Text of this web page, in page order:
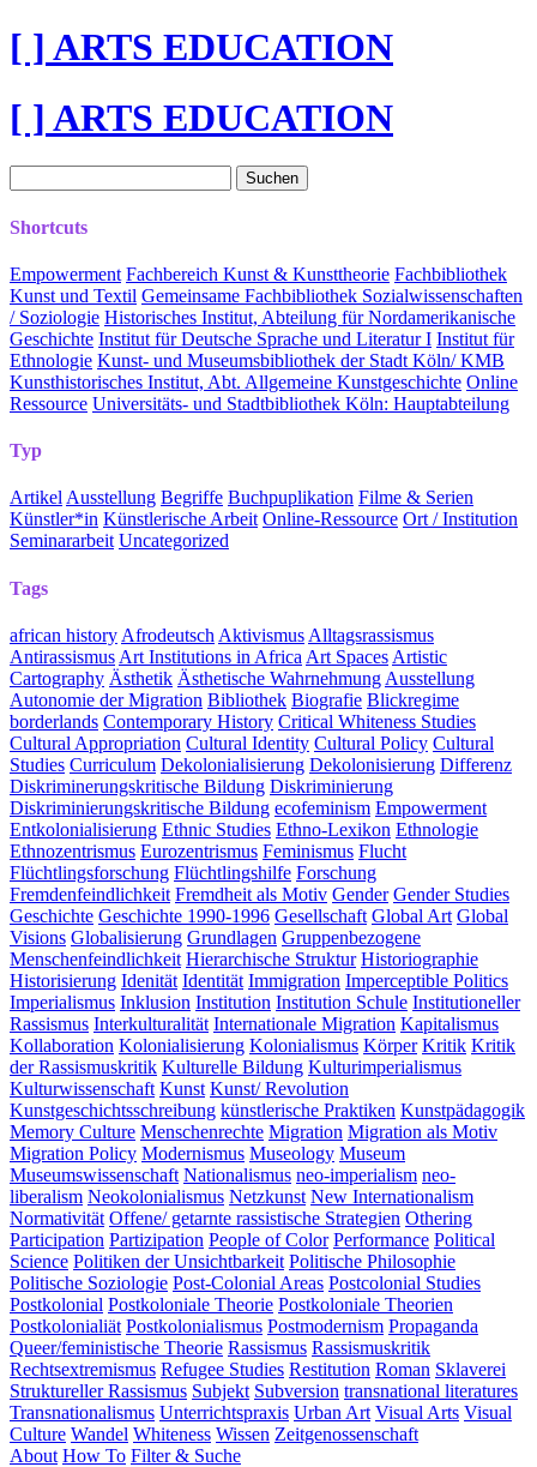
[ ] ARTS EDUCATION
[ ] ARTS EDUCATION
nach:
Shortcuts
Empowerment Fachbereich Kunst & Kunsttheorie Fachbibliothek
Kunst und Textil Gemeinsame Fachbibliothek Sozialwissenschaften
/ Soziologie Historisches Institut, Abteilung für Nordamerikanische
Geschichte Institut für Deutsche Sprache und Literatur I Institut für
Ethnologie Kunst- und Museumsbibliothek der Stadt Köln/ KMB
Kunsthistorisches Institut, Abt. Allgemeine Kunstgeschichte Online
Ressource Universitäts- und Stadtbibliothek Köln: Hauptabteilung
Typ
Artikel Ausstellung Begriffe Buchpuplikation Filme & Serien
Künstler*in Künstlerische Arbeit Online-Ressource Ort / Institution
Seminararbeit Uncategorized
Tags
african history Afrodeutsch Aktivismus Alltagsrassismus
Antirassismus Art Institutions in Africa Art Spaces Artistic
Cartography Ästhetik Ästhetische Wahrnehmung Ausstellung
Autonomie der Migration Bibliothek Biografie Blickregime
borderlands Contemporary History Critical Whiteness Studies
Cultural Appropriation Cultural Identity Cultural Policy Cultural
Studies Curriculum Dekolonialisierung Dekolonisierung Differenz
Diskriminerungskritische Bildung Diskriminierung
Diskriminierungskritische Bildung ecofeminism Empowerment
Entkolonialisierung Ethnic Studies Ethno-Lexikon Ethnologie
Ethnozentrismus Eurozentrismus Feminismus Flucht
Flüchtlingsforschung Flüchtlingshilfe Forschung
Fremdenfeindlichkeit Fremdheit als Motiv Gender Gender Studies
Geschichte Geschichte 1990-1996 Gesellschaft Global Art Global
Visions Globalisierung Grundlagen Gruppenbezogene
Menschenfeindlichkeit Hierarchische Struktur Historiographie
Historisierung Idenität Identität Immigration Imperceptible Politics
Imperialismus Inklusion Institution Institution Schule Institutioneller
Rassismus Interkulturalität Internationale Migration Kapitalismus
Kollaboration Kolonialisierung Kolonialismus Körper Kritik Kritik
der Rassismuskritik Kulturelle Bildung Kulturimperialismus
Kulturwissenschaft Kunst Kunst/ Revolution
Kunstgeschichtsschreibung künstlerische Praktiken Kunstpädagogik
Memory Culture Menschenrechte Migration Migration als Motiv
Migration Policy Modernismus Museology Museum
Museumswissenschaft Nationalismus neo-imperialism neo-
liberalism Neokolonialismus Netzkunst New Internationalism
Normativität Offene/ getarnte rassistische Strategien Othering
Participation Partizipation People of Color Performance Political
Science Politiken der Unsichtbarkeit Politische Philosophie
Politische Soziologie Post-Colonial Areas Postcolonial Studies
Postkolonial Postkoloniale Theorie Postkoloniale Theorien
Postkolonialiät Postkolonialismus Postmodernism Propaganda
Queer/feministische Theorie Rassismus Rassismuskritik
Rechtsextremismus Refugee Studies Restitution Roman Sklaverei
Struktureller Rassismus Subjekt Subversion transnational literatures
Transnationalismus Unterrichtspraxis Urban Art Visual Arts Visual
Culture Wandel Whiteness Wissen Zeitgenossenschaft
About How To Filter & Suche